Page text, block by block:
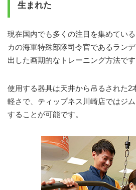
生まれた
現在国内でも多くの注目を集めてい
カの海軍特殊部隊司令官であるラン
出した画期的なトレーニング方法です
使用する器具は天井から吊るされた2
軽さで、ティップネス川崎店ではジ
することが可能です。